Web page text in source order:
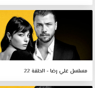
مسلسل علي رضا - الحلقة 22